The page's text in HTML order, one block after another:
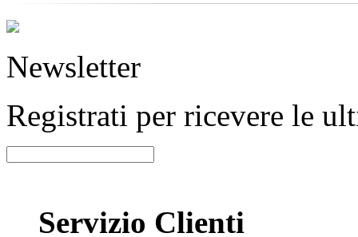
Newsletter
Registrati per ricevere le
Servizio Clienti